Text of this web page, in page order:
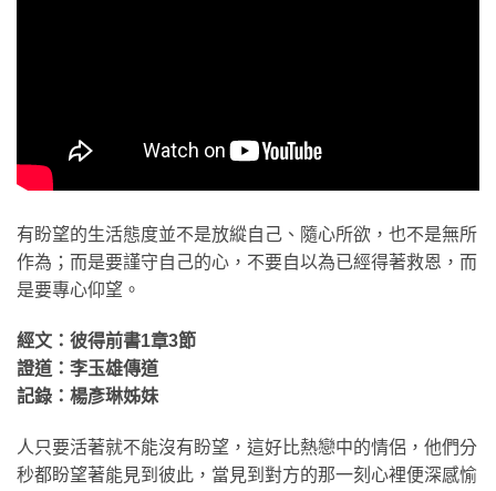
有盼望的生活態度並不是放縱自己、隨心所欲，也不是無所
作為；而是要謹守自己的心，不要自以為已經得著救恩，而
是要專心仰望。
經文：彼得前書1章3節
證道：李玉雄傳道
記錄：楊彥琳姊妹
人只要活著就不能沒有盼望，這好比熱戀中的情侶，他們分
秒都盼望著能見到彼此，當見到對方的那一刻心裡便深感愉